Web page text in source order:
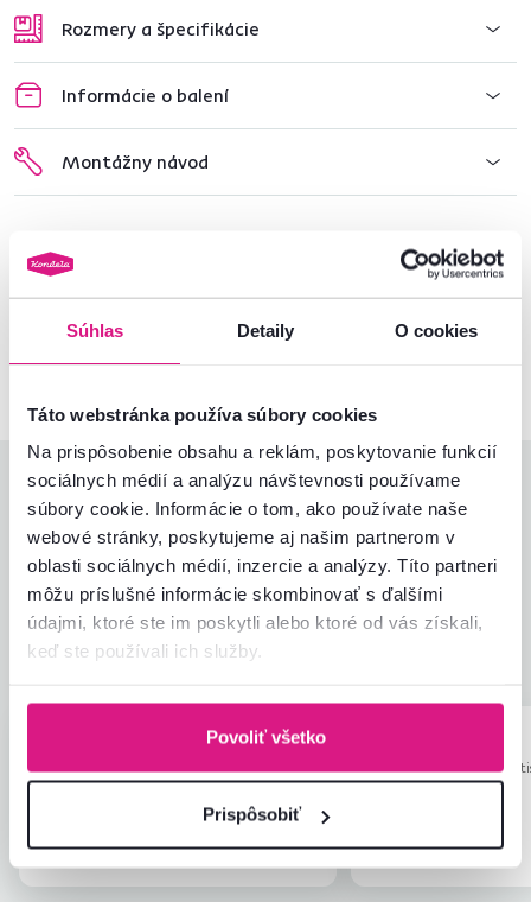
Súhlas Detaily O cookies
Táto webstránka používa súbory cookies
Na prispôsobenie obsahu a reklám, poskytovanie funkcií
sociálnych médií a analýzu návštevnosti používame
súbory cookie. Informácie o tom, ako používate naše
webové stránky, poskytujeme aj našim partnerom v
oblasti sociálnych médií, inzercie a analýzy. Títo partneri
môžu príslušné informácie skombinovať s ďalšími
údajmi, ktoré ste im poskytli alebo ktoré od vás získali,
keď ste používali ich služby.
Povoliť všetko
Prispôsobiť
Rozmery a špecifikácie
Informácie o balení
Montážny návod
Nenašli ste požadované informácie?
Kontaktujte nás a my vám radi poradíme
Hodnotenia produktu
4,6
4recenzie
Jednoduchosť montáže
4,5
Kvalita výrobku
4,5
Zodpovedá očakávaniam
4,8
Zabalenie výrobku
4,8
Pomer hodnoty a ceny
5.8.2026, Hronský
Beňadik, Slovensko
5hviezdičiek
Overený nákup
24.7.2023,
Slovensko
Overený nákup